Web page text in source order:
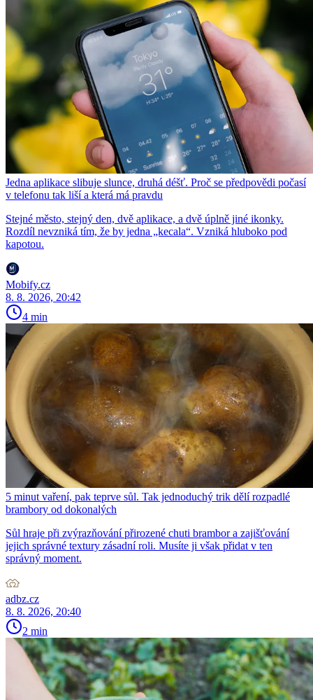
Jedna aplikace slibuje slunce, druhá déšť. Proč se předpovědi počasí
v telefonu tak liší a která má pravdu
Stejné město, stejný den, dvě aplikace, a dvě úplně jiné ikonky.
Rozdíl nevzniká tím, že by jedna „kecala“. Vzniká hluboko pod
kapotou.
Mobify.cz
8. 8. 2026, 20:42
4 min
5 minut vaření, pak teprve sůl. Tak jednoduchý trik dělí rozpadlé
brambory od dokonalých
Sůl hraje při zvýrazňování přirozené chuti brambor a zajišťování
jejich správné textury zásadní roli. Musíte ji však přidat v ten
správný moment.
adbz.cz
8. 8. 2026, 20:40
2 min